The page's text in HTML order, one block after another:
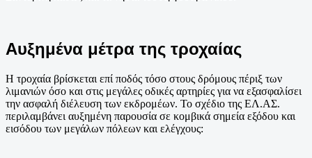
Αυξημένα μέτρα της τροχαίας
Η τροχαία βρίσκεται επί ποδός τόσο στους δρόμους πέριξ των
λιμανιών όσο και στις μεγάλες οδικές αρτηρίες για να εξασφαλίσει
την ασφαλή διέλευση των εκδρομέων. Το σχέδιο της ΕΛ.ΑΣ.
περιλαμβάνει αυξημένη παρουσία σε κομβικά σημεία εξόδου και
εισόδου των μεγάλων πόλεων και ελέγχους: